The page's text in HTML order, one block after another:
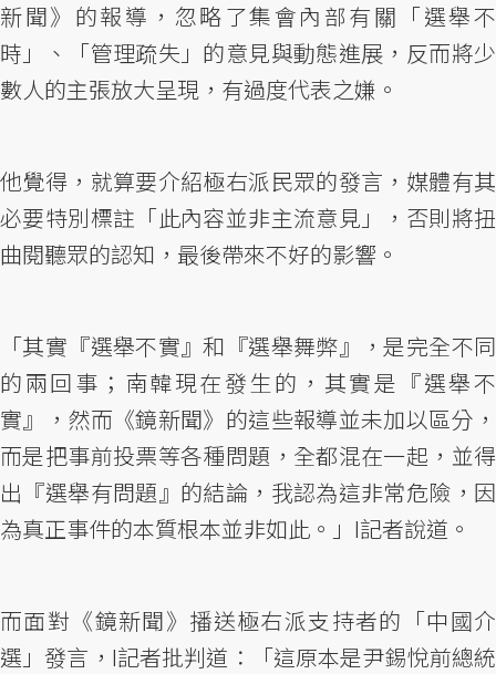
新聞》的報導，忽略了集會內部有關「選舉不
時」、「管理疏失」的意見與動態進展，反而將少
數人的主張放大呈現，有過度代表之嫌。
他覺得，就算要介紹極右派民眾的發言，媒體有其
必要特別標註「此內容並非主流意見」，否則將扭
曲閱聽眾的認知，最後帶來不好的影響。
「其實『選舉不實』和『選舉舞弊』，是完全不同
的兩回事；南韓現在發生的，其實是『選舉不
實』，然而《鏡新聞》的這些報導並未加以區分，
而是把事前投票等各種問題，全都混在一起，並得
出『選舉有問題』的結論，我認為這非常危險，因
為真正事件的本質根本並非如此。」I記者說道。
而面對《鏡新聞》播送極右派支持者的「中國介
選」發言，I記者批判道：「這原本是尹錫悅前總統